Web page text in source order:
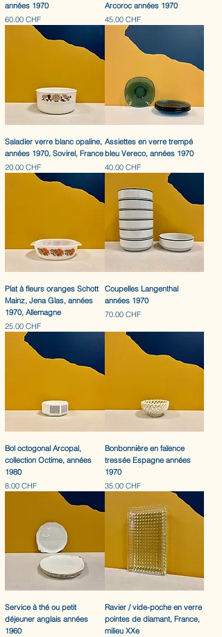
années 1970
Prix
60.00 CHF
Arcoroc années 1970
Prix
45.00 CHF
Saladier verre blanc opaline,
années 1970, Sovirel, France
Prix
20.00 CHF
Assiettes en verre trempé
bleu Vereco, années 1970
Prix
40.00 CHF
Plat à fleurs oranges Schott
Mainz, Jena Glas, années
1970, Allemagne
Prix
25.00 CHF
Coupelles Langenthal
années 1970
Prix
70.00 CHF
Bol octogonal Arcopal,
collection Octime, années
1980
Prix
8.00 CHF
Bonbonnière en faïence
tressée Espagne années
1970
Prix
35.00 CHF
Service à thé ou petit
déjeuner anglais années
1960
Ravier / vide-poche en verre
pointes de diamant, France,
milieu XXe